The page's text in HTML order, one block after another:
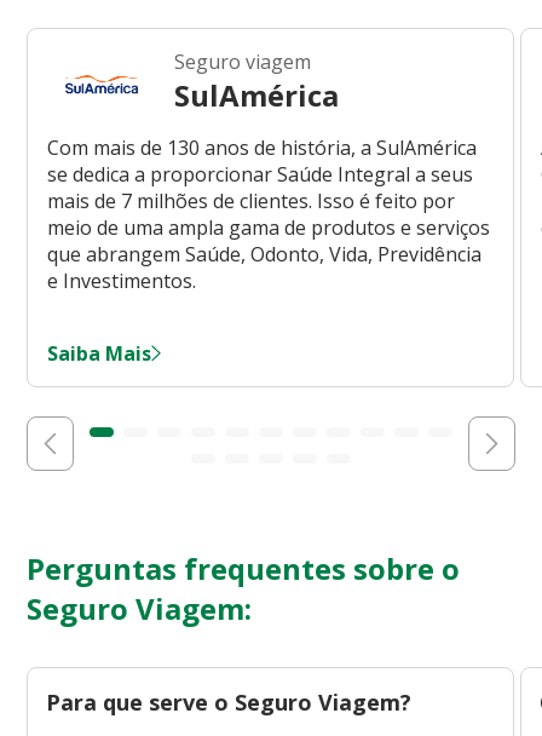
Seguro viagem
SulAmérica
Com mais de 130 anos de história, a SulAmérica
se dedica a proporcionar Saúde Integral a seus
mais de 7 milhões de clientes. Isso é feito por
meio de uma ampla gama de produtos e serviços
que abrangem Saúde, Odonto, Vida, Previdência
e Investimentos.
Saiba Mais
Perguntas frequentes sobre o
Seguro Viagem:
Para que serve o Seguro Viagem?